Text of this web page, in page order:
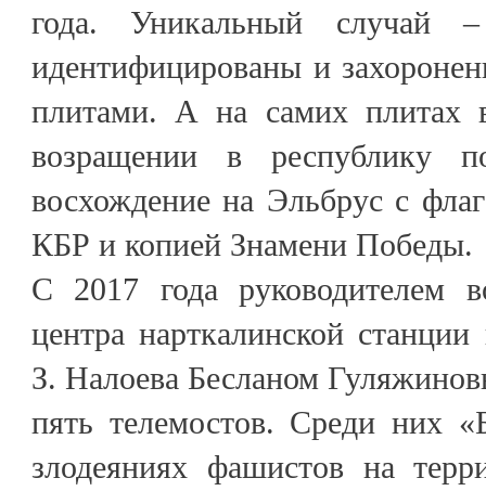
года. Уникальный случай
идентифицированы и
плитами. А на самих плитах
возращении в республику
восхождение на Эльбрус с
КБР и копией Знамени Победы.
С 2017 года руководителем
центра нарткалинской
З. Налоева Бесланом
пять телемостов. Среди них
злодеяниях фашистов на